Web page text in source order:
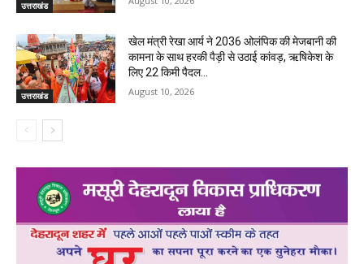
उत्तराखंड
उत्तराखंड
खेल मंत्री रेखा आर्य ने 2036 ओलंपिक की मेजबानी की
कामना के साथ हरकी पैड़ी से उठाई कांवड़, ऋषिकेश के
लिए 22 किमी पैदल...
August 10, 2026